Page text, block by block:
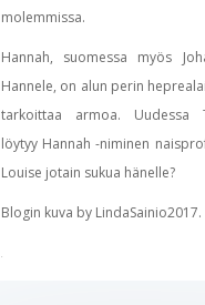
molemmissa.
Hannah, suomessa myös
Hannele, on alun perin
tarkoittaa armoa. Uudessa
löytyy Hannah -niminen
Louise jotain sukua hänelle?
Blogin kuva by LindaSainio2017.
.